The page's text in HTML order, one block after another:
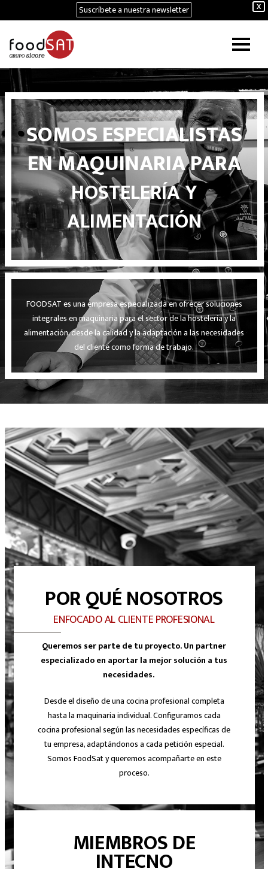
X
Suscríbete a nuestra newsletter
SOMOS ESPECIALISTAS
EN MAQUINARIA PARA
HOSTELERÍA Y
ALIMENTACIÓN
FOODSAT es una empresa especializada en ofrecer soluciones
integrales en maquinaria para el sector de la hostelería y la
alimentación, desde la calidad y la adaptación a las necesidades
del cliente como forma de trabajo.
POR QUÉ NOSOTROS
ENFOCADO AL CLIENTE PROFESIONAL
Queremos ser parte de tu proyecto. Un partner
especializado en aportar la mejor solución a tus
necesidades.
Desde el diseño de una cocina profesional completa
hasta la maquinaria individual. Configuramos cada
cocina profesional según las necesidades específicas de
tu empresa, adaptándonos a cada petición especial.
Somos FoodSat y queremos acompañarte en este
proceso.
MIEMBROS DE
INTECNO